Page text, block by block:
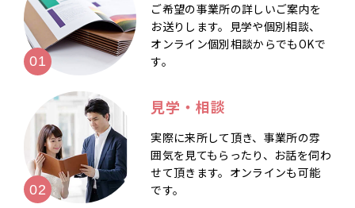
ご希望の事業所の詳しいご案内を
お送りします。見学や個別相談、
オンライン個別相談からでもOKで
す。
見学・相談
実際に来所して頂き、事業所の雰
囲気を見てもらったり、お話を伺わ
せて頂きます。オンラインも可能
です。